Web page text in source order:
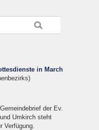
in March
der Ev.
Umkirch steht
Verfügung.